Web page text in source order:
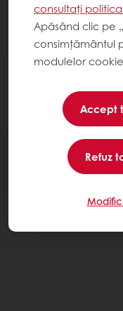
consultați
Apăsând clic pe
consimțământul
modulelor
Accept
Refuz